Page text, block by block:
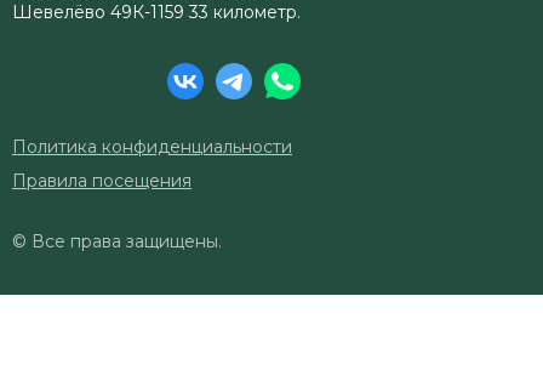
Политика конфиденциальности
© Все права защищены.
Шевелёво 49К-1159 33 километр.
Правила посещения